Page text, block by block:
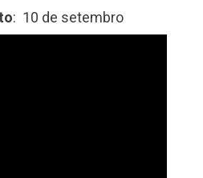
: 10 de setembro